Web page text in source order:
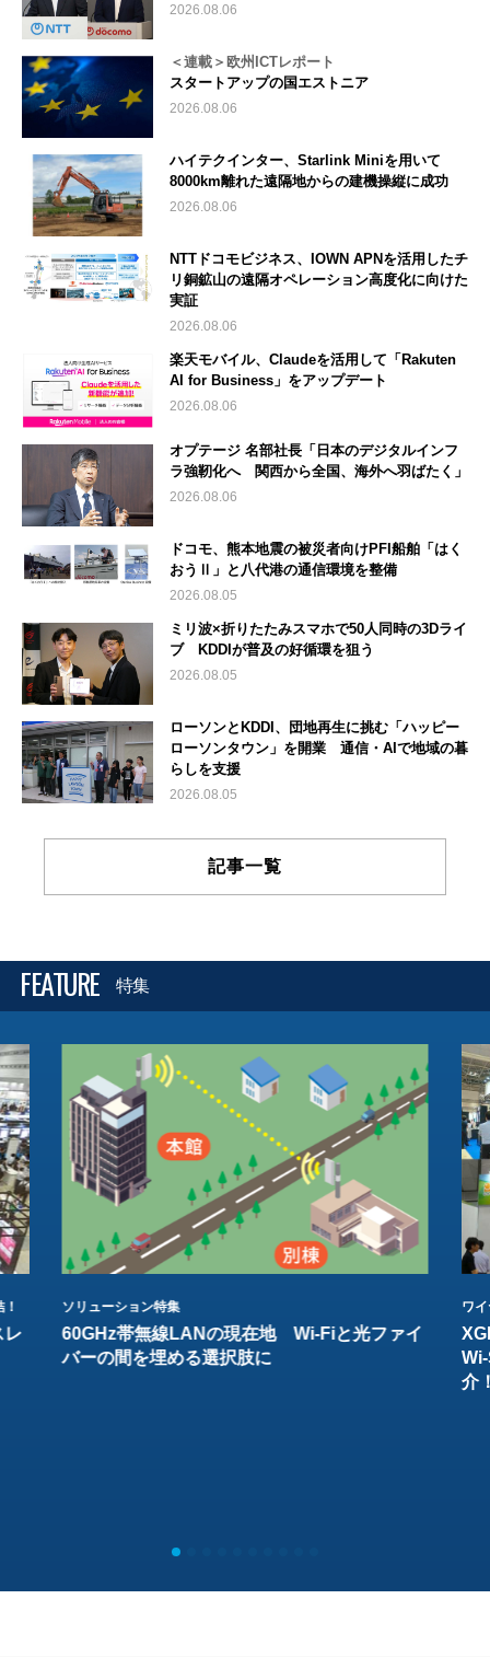
2026.08.06
＜連載＞欧州ICTレポート
スタートアップの国エストニア
2026.08.06
ハイテクインター、Starlink Miniを用いて
8000km離れた遠隔地からの建機操縦に成功
2026.08.06
NTTドコモビジネス、IOWN APNを活用したチ
リ銅鉱山の遠隔オペレーション高度化に向けた
実証
2026.08.06
楽天モバイル、Claudeを活用して「Rakuten
AI for Business」をアップデート
2026.08.06
オプテージ 名部社長「日本のデジタルインフ
ラ強靭化へ 関西から全国、海外へ羽ばたく」
2026.08.06
ドコモ、熊本地震の被災者向けPFI船舶「はく
おうⅡ」と八代港の通信環境を整備
2026.08.05
ミリ波×折りたたみスマホで50人同時の3Dライ
ブ KDDIが普及の好循環を狙う
2026.08.05
ローソンとKDDI、団地再生に挑む「ハッピー
ローソンタウン」を開業 通信・AIで地域の暮
らしを支援
2026.08.05
記事一覧
FEATURE 特集
レ
ソリューション特集
60GHz帯無線LANの現在地 Wi-Fiと光ファイ
バーの間を埋める選択肢に
ワ
介